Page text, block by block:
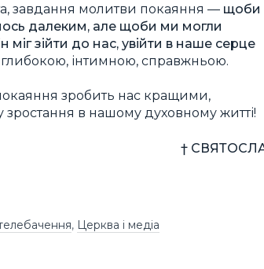
завдання молитви покаяння — щоби
далеким, але щоби ми могли
міг зійти до нас, увійти в наше серце
інтимною, справжньою.
зробить нас кращими,
в нашому духовному житті!
†
, Церква і медіа